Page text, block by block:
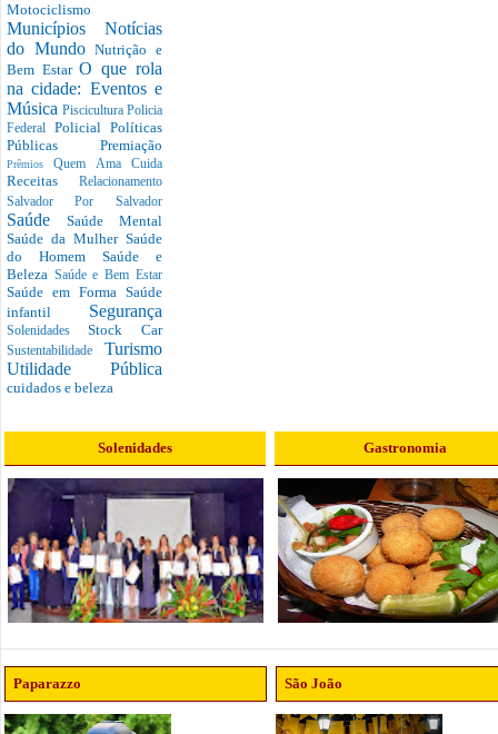
Motociclismo
Municípios Notícias
do MundoNutrição e
Bem EstarO que rola
na cidade: Eventos e
Música Piscicultura Policia
Federal Policial Políticas
Públicas Premiação
PrêmiosQuem Ama Cuida
Receitas Relacionamento
Salvador Por Salvador
Saúde Saúde Mental
Saúde da Mulher Saúde
do Homem Saúde e
Beleza Saúde e Bem Estar
Saúde em Forma Saúde
infantil Segurança
SolenidadesStock Car
Sustentabilidade Turismo
Utilidade Pública
cuidados e beleza
Solenidades Gastronomia
Paparazzo São João